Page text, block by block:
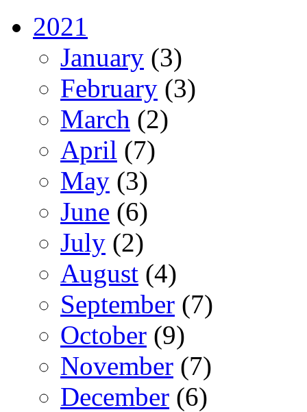
2021
January (3)
February (3)
March (2)
April (7)
May (3)
June (6)
July (2)
August (4)
September (7)
October (9)
November (7)
December (6)